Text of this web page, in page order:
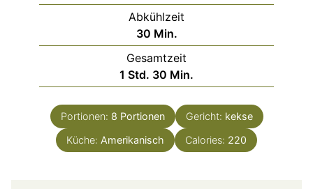
Abkühlzeit
30Minuten
Min.
Gesamtzeit
1 Stunde
Std. 30 Minuten
Min.
Portionen: 8 Portionen Gericht: kekse
Küche: Amerikanisch Calories: 220